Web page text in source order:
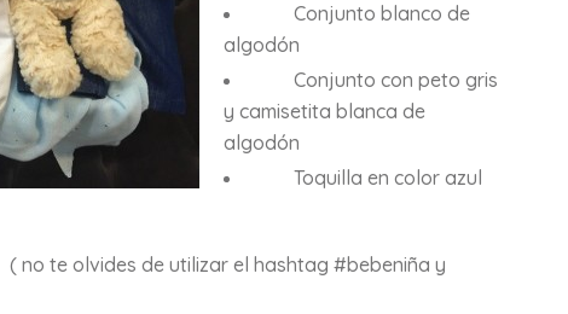
Conjunto blanco de
algodón
Conjunto con peto gris
y camisetita blanca de
algodón
Toquilla en color azul
( no te olvides de utilizar el hashtag #bebeniña y